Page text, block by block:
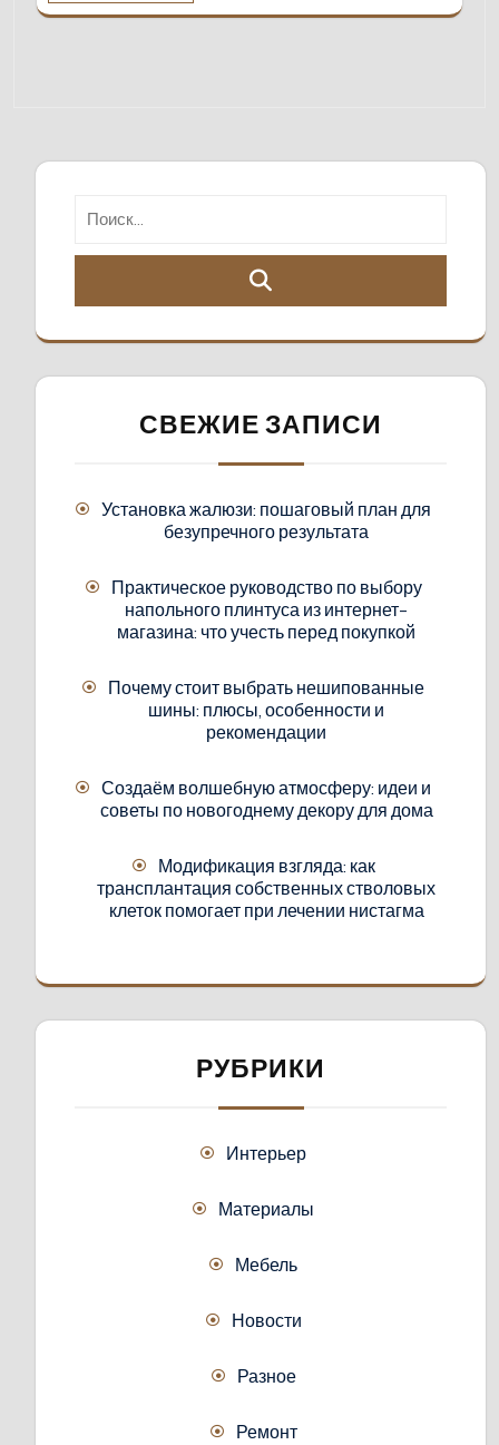
СВЕЖИЕ ЗАПИСИ
Установка жалюзи: пошаговый план для
безупречного результата
Практическое руководство по выбору
напольного плинтуса из интернет-
магазина: что учесть перед покупкой
Почему стоит выбрать нешипованные
шины: плюсы, особенности и
рекомендации
Создаём волшебную атмосферу: идеи и
советы по новогоднему декору для дома
Модификация взгляда: как
трансплантация собственных стволовых
клеток помогает при лечении нистагма
РУБРИКИ
Интерьер
Материалы
Мебель
Новости
Разное
Ремонт